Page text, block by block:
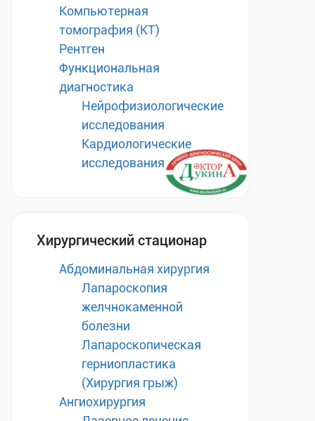
Компьютерная
томография (КТ)
Рентген
Функциональная
диагностика
Нейрофизиологические
исследования
Кардиологические
исследования
Хирургический стационар
Абдоминальная хирургия
Лапароскопия
желчнокаменной
болезни
Лапароскопическая
герниопластика
(Хирургия грыж)
Ангиохирургия